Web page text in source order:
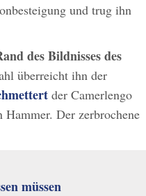
und trug ihn
des Bildnisses des
überreicht ihn der
der Camerlengo
Der zerbrochene
müssen